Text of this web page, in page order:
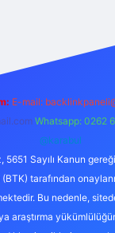
E-mail:
Whatsapp: 0262
@karabul
5651 Sayılı Kanun
tarafından
Bu nedenle,
araştırma